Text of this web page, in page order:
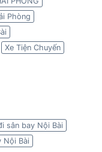
Phòng
Xe Tiện Chuyến
sân bay Nội Bài
Nội Bài